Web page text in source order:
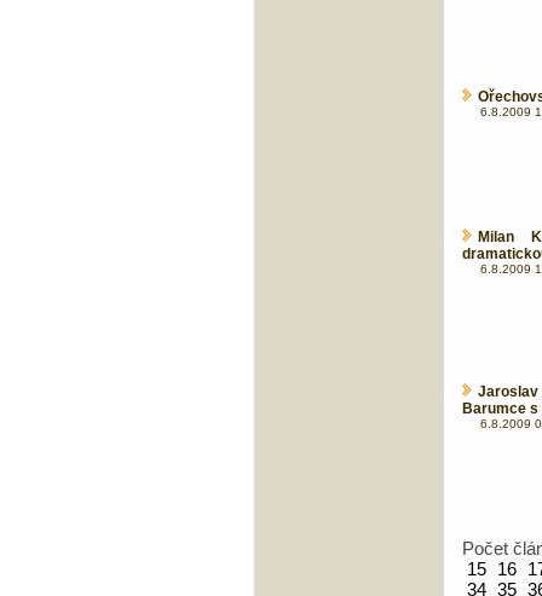
6.8.2009
Milan
6.8.2009
Barumce s
6.8.2009
Počet
15 16
34 35